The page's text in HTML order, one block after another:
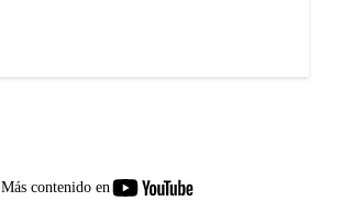
Más contenido en
youtube-